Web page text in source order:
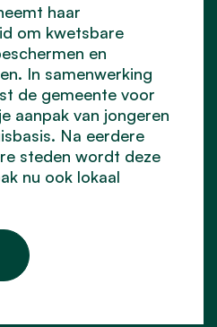
haar
om kwetsbare
en
In samenwerking
de gemeente voor
aanpak van jongeren
Na eerdere
steden wordt deze
nu ook lokaal